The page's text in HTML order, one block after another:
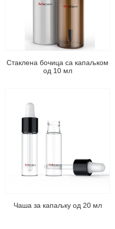
Стаклена бочица са капаљком
од 10 мл
Чаша за капаљку од 20 мл